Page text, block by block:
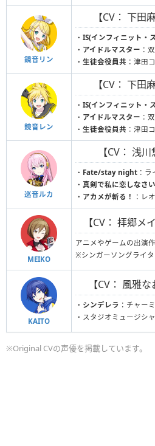
鏡音リン
【CV： 下田
・ IS(インフィニット・
・ アイドルマスター ：
・ 生徒会役員共 ：津田
鏡音レン
【CV： 下田
・ IS(インフィニット・
・ アイドルマスター ：
・ 生徒会役員共 ：津田
巡音ルカ
【CV： 浅
・ Fate/stay night ：
・ 真剣で私に恋しなさい
・ アカメが斬る！ ：レ
MEIKO
【CV： 拝郷メ
アニメやゲームの出演
※シンガーソングライ
KAITO
【CV： 風雅
・ シンデレラ ：チャー
・スタジオミュージシ
※Original CVの声優を掲載しています。